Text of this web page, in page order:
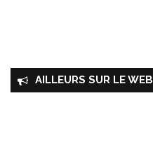
AILLEURS SUR LE WEB